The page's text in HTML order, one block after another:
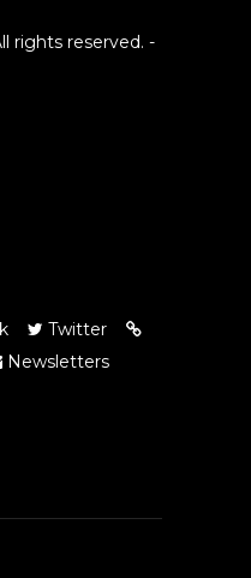
rights reserved. -
Twitter
Newsletters